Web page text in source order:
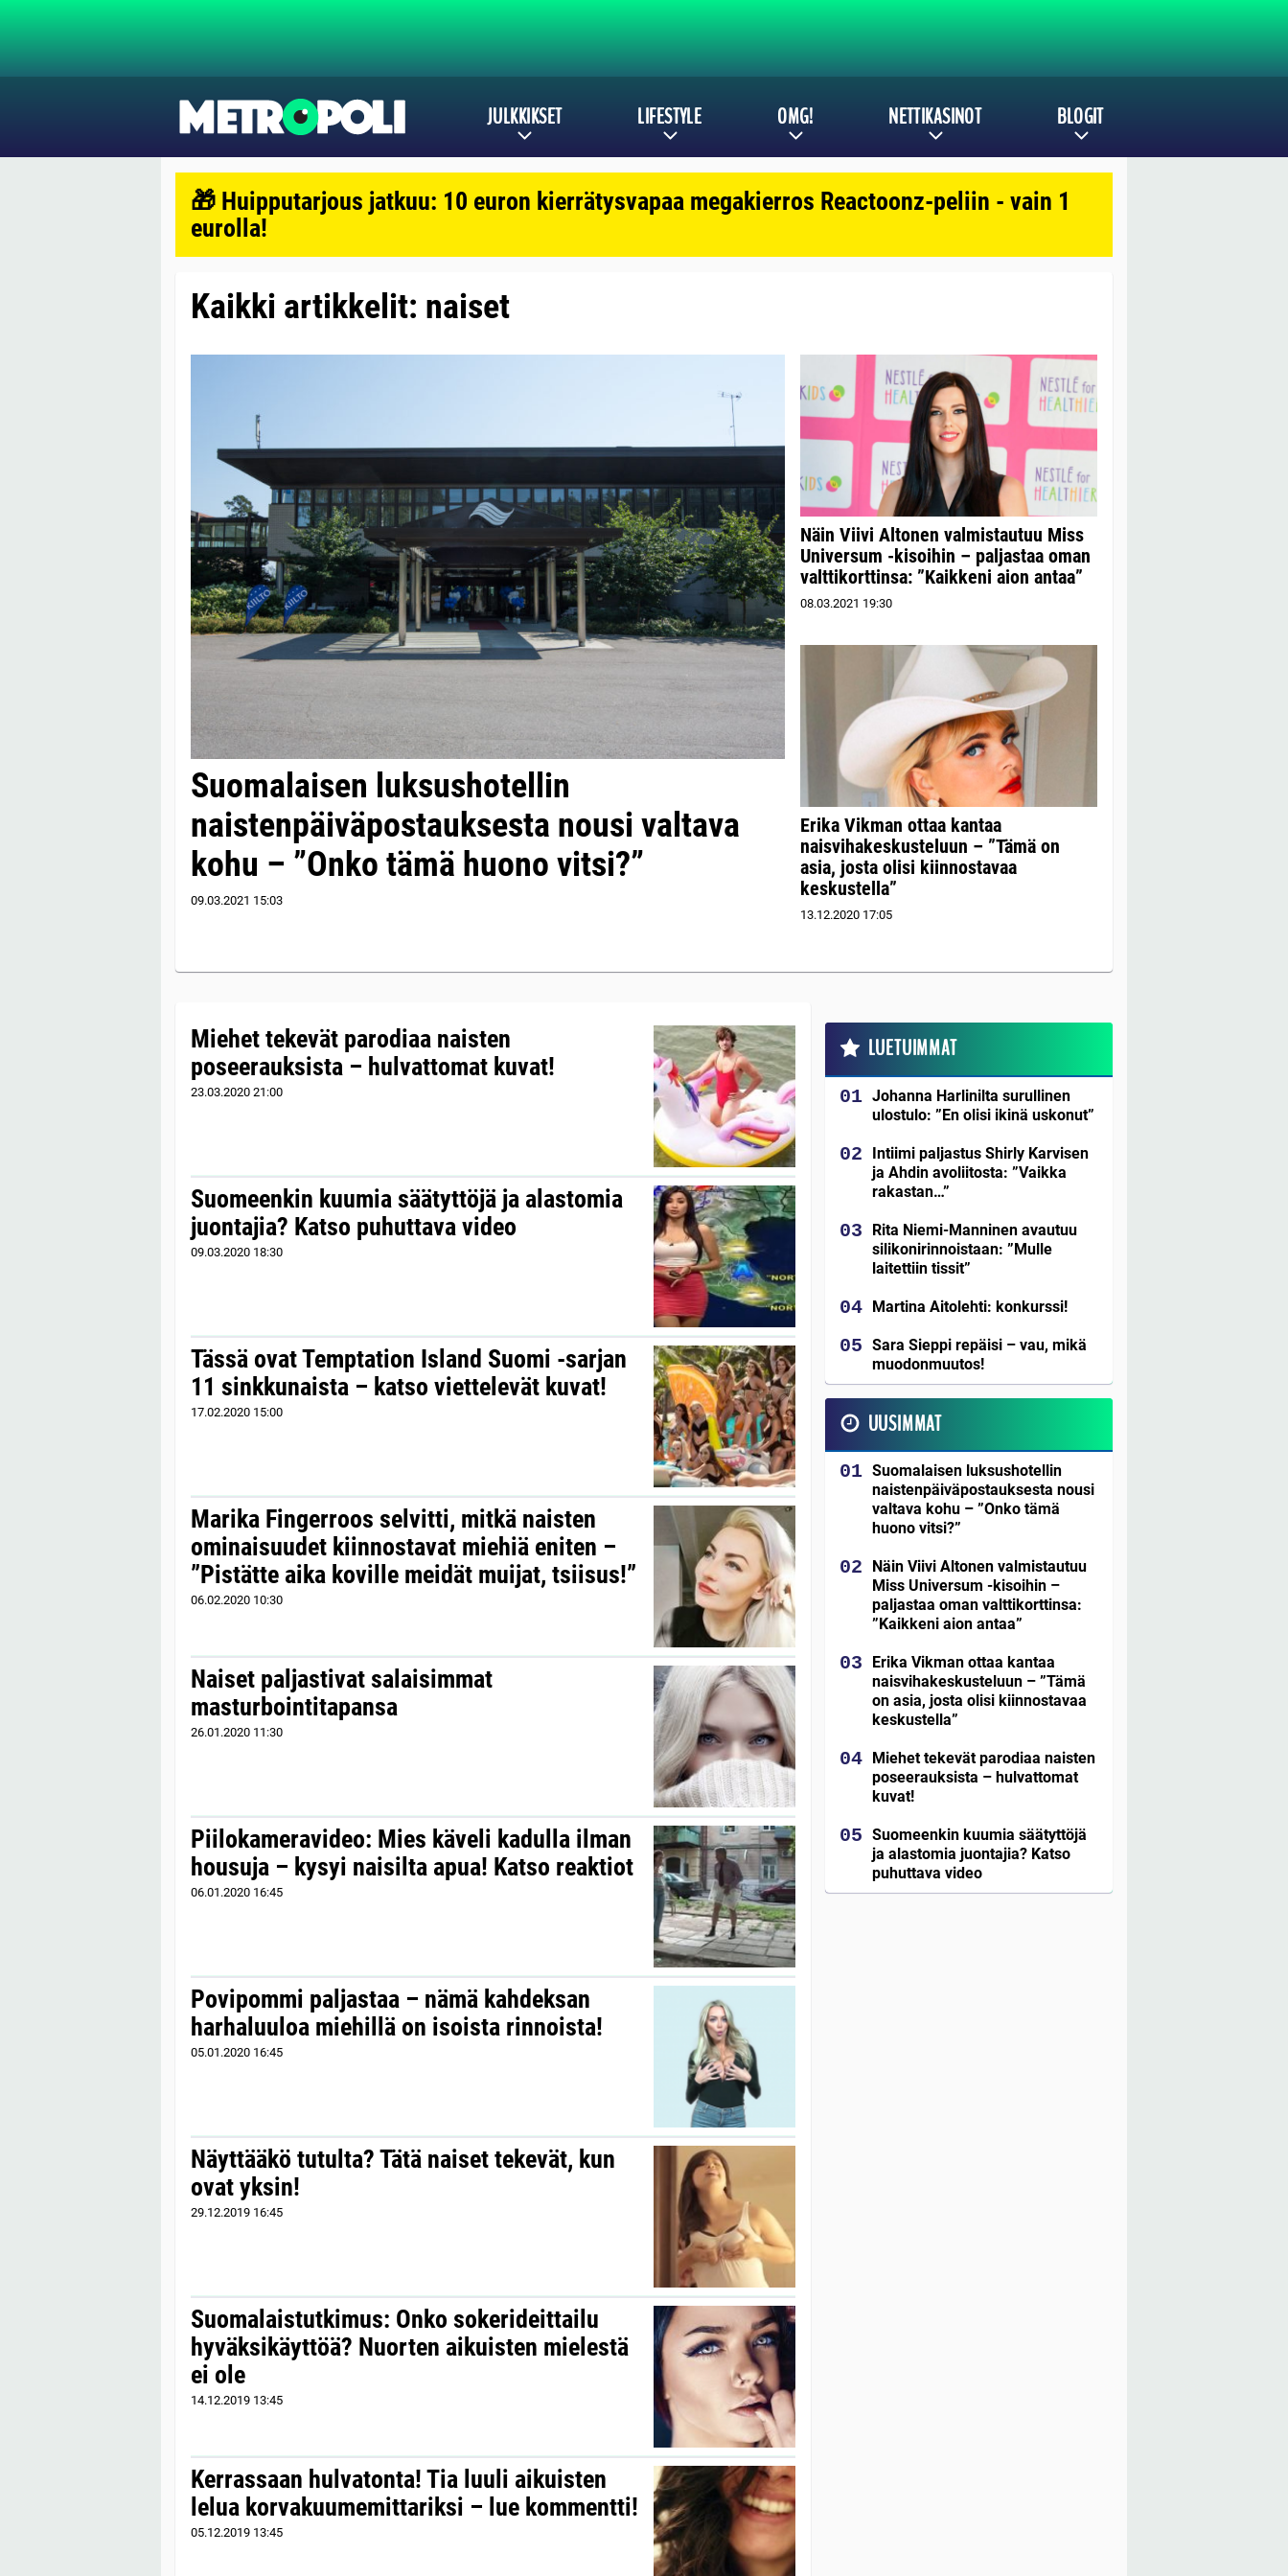
JULKKIKSET LIFESTYLE OMG! NETTIKASINOT BLOGIT
🎁 Huipputarjous jatkuu: 10 euron kierrätysvapaa megakierros Reactoonz-peliin - vain 1
eurolla!
Kaikki artikkelit: naiset
Suomalaisen luksushotellin
naistenpäiväpostauksesta nousi valtava
kohu – ”Onko tämä huono vitsi?”
09.03.2021 15:03
Näin Viivi Altonen valmistautuu Miss
Universum -kisoihin – paljastaa oman
valttikorttinsa: ”Kaikkeni aion antaa”
08.03.2021 19:30
Erika Vikman ottaa kantaa
naisvihakeskusteluun – ”Tämä on
asia, josta olisi kiinnostavaa
keskustella”
13.12.2020 17:05
Miehet tekevät parodiaa naisten
poseerauksista – hulvattomat kuvat!
23.03.2020 21:00
Suomeenkin kuumia säätyttöjä ja alastomia
juontajia? Katso puhuttava video
09.03.2020 18:30
Tässä ovat Temptation Island Suomi -sarjan
11 sinkkunaista – katso viettelevät kuvat!
17.02.2020 15:00
Marika Fingerroos selvitti, mitkä naisten
ominaisuudet kiinnostavat miehiä eniten –
”Pistätte aika koville meidät muijat, tsiisus!”
06.02.2020 10:30
Naiset paljastivat salaisimmat
masturbointitapansa
26.01.2020 11:30
Piilokameravideo: Mies käveli kadulla ilman
housuja – kysyi naisilta apua! Katso reaktiot
06.01.2020 16:45
Povipommi paljastaa – nämä kahdeksan
harhaluuloa miehillä on isoista rinnoista!
05.01.2020 16:45
Näyttääkö tutulta? Tätä naiset tekevät, kun
ovat yksin!
29.12.2019 16:45
Suomalaistutkimus: Onko sokerideittailu
hyväksikäyttöä? Nuorten aikuisten mielestä
ei ole
14.12.2019 13:45
Kerrassaan hulvatonta! Tia luuli aikuisten
lelua korvakuumemittariksi – lue kommentti!
05.12.2019 13:45
LUETUIMMAT
Johanna Harlinilta surullinen
ulostulo: ”En olisi ikinä uskonut”
Intiimi paljastus Shirly Karvisen
ja Ahdin avoliitosta: ”Vaikka
rakastan…”
Rita Niemi-Manninen avautuu
silikonirinnoistaan: ”Mulle
laitettiin tissit”
Martina Aitolehti: konkurssi!
Sara Sieppi repäisi – vau, mikä
muodonmuutos!
UUSIMMAT
Suomalaisen luksushotellin
naistenpäiväpostauksesta nousi
valtava kohu – ”Onko tämä
huono vitsi?”
Näin Viivi Altonen valmistautuu
Miss Universum -kisoihin –
paljastaa oman valttikorttinsa:
”Kaikkeni aion antaa”
Erika Vikman ottaa kantaa
naisvihakeskusteluun – ”Tämä
on asia, josta olisi kiinnostavaa
keskustella”
Miehet tekevät parodiaa naisten
poseerauksista – hulvattomat
kuvat!
Suomeenkin kuumia säätyttöjä
ja alastomia juontajia? Katso
puhuttava video